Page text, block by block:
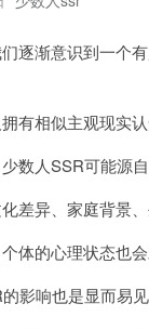
渐意识到一个有
相似主观现实认
人SSR可能源自
异、家庭背景、
的心理状态也会
响也是显而易见